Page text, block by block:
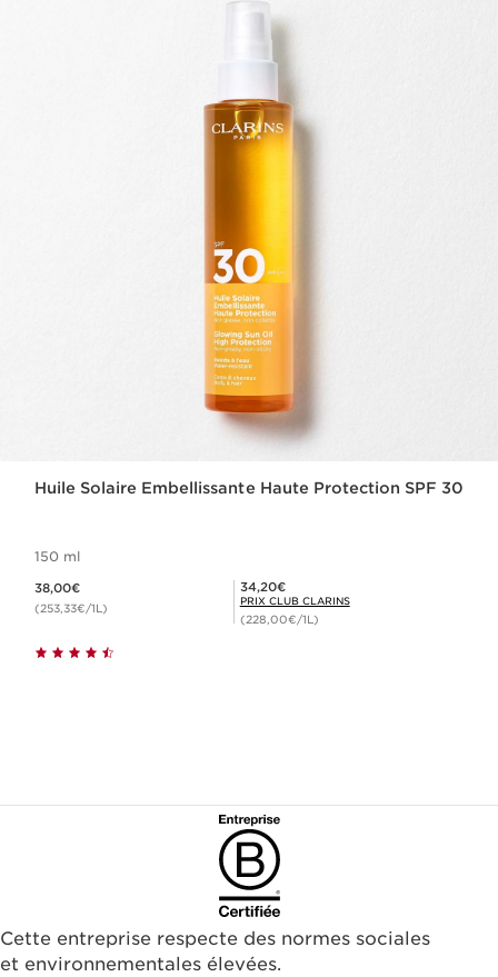
Huile Solaire Embellissante Haute Protection SPF 30
150 ml
38,00€
(253,33€/1L)
Prix Club Clarins 34,20€
34,20€
PRIX CLUB CLARINS
(228,00€/1L)
Cette entreprise respecte des normes sociales
et environnementales élevées.